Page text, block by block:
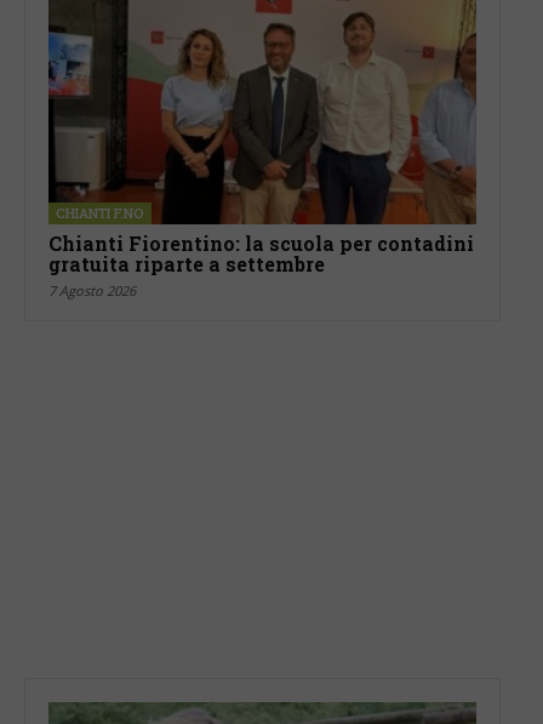
CHIANTI F.NO
Chianti Fiorentino: la scuola per contadini
gratuita riparte a settembre
7 Agosto 2026